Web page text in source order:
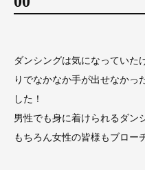
ダンシングは気になっていた
りでなかなか手が出せなかっ
した！
男性でも身に着けられるダン
もちろん女性の皆様もブロー